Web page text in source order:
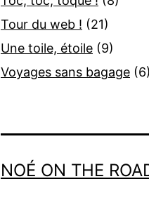
Tour du web ! (21)
Une toile, étoile (9)
Voyages sans bagage (6)
NOÉ ON THE